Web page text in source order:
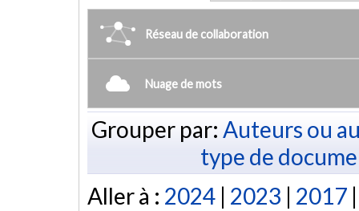
Réseau de collaboration
Nuage de mots
Grouper par: Auteurs ou
type de
Aller à : 2024 | 2023 | 2017